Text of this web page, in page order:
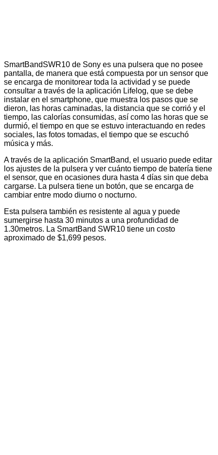
SmartBandSWR10 de Sony es una pulsera que no posee
pantalla, de manera que está compuesta por un sensor que
se encarga de monitorear toda la actividad y se puede
consultar a través de la aplicación Lifelog, que se debe
instalar en el smartphone, que muestra los pasos que se
dieron, las horas caminadas, la distancia que se corrió y el
tiempo, las calorías consumidas, así como las horas que se
durmió, el tiempo en que se estuvo interactuando en redes
sociales, las fotos tomadas, el tiempo que se escuchó
música y más.
A través de la aplicación SmartBand, el usuario puede editar
los ajustes de la pulsera y ver cuánto tiempo de batería tiene
el sensor, que en ocasiones dura hasta 4 días sin que deba
cargarse. La pulsera tiene un botón, que se encarga de
cambiar entre modo diurno o nocturno.
Esta pulsera también es resistente al agua y puede
sumergirse hasta 30 minutos a una profundidad de
1.30metros. La SmartBand SWR10 tiene un costo
aproximado de $1,699 pesos.